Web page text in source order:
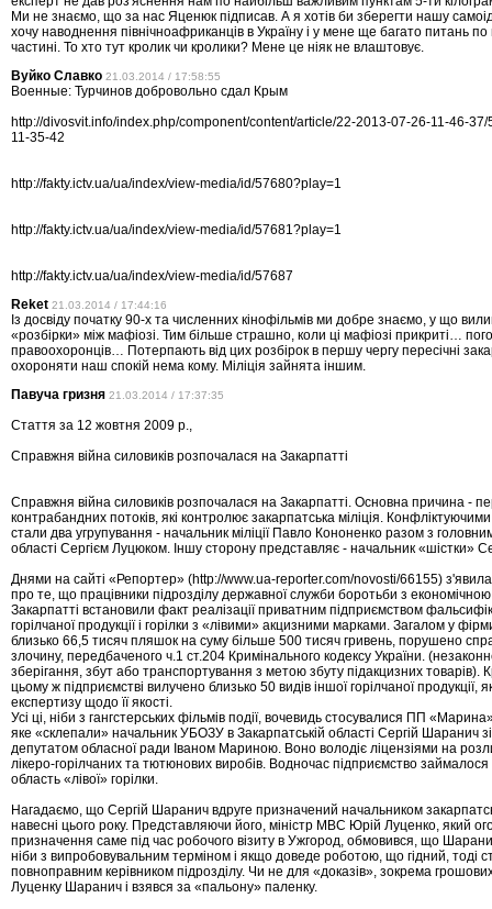
Ми не знаємо, що за нас Яценюк підписав. А я хотів би зберегти нашу
хочу наводнення північноафриканців в Україну і у мене ще багато питань по
частині. То хто тут кролик чи кролики? Мене це ніяк не влаштовує.
Вуйко Славко 21.03.2014 / 17:58:55
Военные: Турчинов добровольно сдал Крым
http://divosvit.info/index.php/component/content/article/22-2013-07-26-11-46-
11-35-42
http://fakty.ictv.ua/ua/index/view-media/id/57680?play=1
http://fakty.ictv.ua/ua/index/view-media/id/57681?play=1
http://fakty.ictv.ua/ua/index/view-media/id/57687
Reket 21.03.2014 / 17:44:16
Із досвіду початку 90-х та численних кінофільмів ми добре знаємо, у що
«розбірки» між мафіозі. Тим більше страшно, коли ці мафіозі прикриті…
правоохоронців… Потерпають від цих розбірок в першу чергу пересічні
охороняти наш спокій нема кому. Міліція зайнята іншим.
Павуча гризня 21.03.2014 / 17:37:35
Стаття за 12 жовтня 2009 р.,
Справжня війна силовиків розпочалася на Закарпатті
Справжня війна силовиків розпочалася на Закарпатті. Основна причина -
контрабандних потоків, які контролює закарпатська міліція.
стали два угрупування - начальник міліції Павло Кононенко разом з
області Сергієм Луцюком. Іншу сторону представляє - начальник «шістки»
Днями на сайті «Репортер» (http://www.ua-reporter.com/novosti/66155)
про те, що працівники підрозділу державної служби боротьби з
Закарпатті встановили факт реалізації приватним підприємством
горілчаної продукції і горілки з «лівими» акцизними марками. Загалом у
близько 66,5 тисяч пляшок на суму більше 500 тисяч гривень, порушено
злочину, передбаченого ч.1 ст.204 Кримінального кодексу України.
зберігання, збут або транспортування з метою збуту підакцизних товарів).
цьому ж підприємстві вилучено близько 50 видів іншої горілчаної продукції,
експертизу щодо її якості.
Усі ці, ніби з гангстерських фільмів події, вочевидь стосувалися ПП
яке «склепали» начальник УБОЗУ в Закарпатській області Сергій Шаранич
депутатом обласної ради Іваном Мариною. Воно володіє ліцензіями на
лікеро-горілчаних та тютюнових виробів. Водночас підприємство займалося
область «лівої» горілки.
Нагадаємо, що Сергій Шаранич вдруге призначений начальником
навесні цього року. Представляючи його, міністр МВС Юрій Луценко, який
призначення саме під час робочого візиту в Ужгород, обмовився, що
ніби з випробовувальним терміном і якщо доведе роботою, що гідний, тоді
повноправним керівником підрозділу. Чи не для «доказів», зокрема
Луценку Шаранич і взявся за «пальону» паленку.